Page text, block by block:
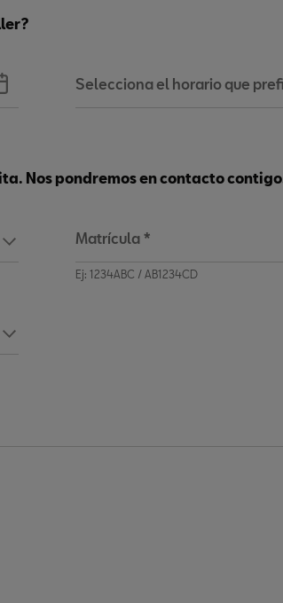
Selecciona el horario que
Nos pondremos en contacto
Matrícula *
Ej: 1234ABC / AB1234CD